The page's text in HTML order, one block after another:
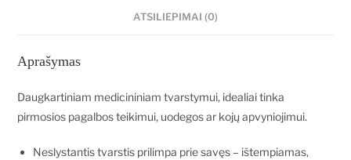
ATSILIEPIMAI (0)
Aprašymas
Daugkartiniam medicininiam tvarstymui, idealiai tinka
pirmosios pagalbos teikimui, uodegos ar kojų apvyniojimui.
Neslystantis tvarstis prilimpa prie savęs – ištempiamas,